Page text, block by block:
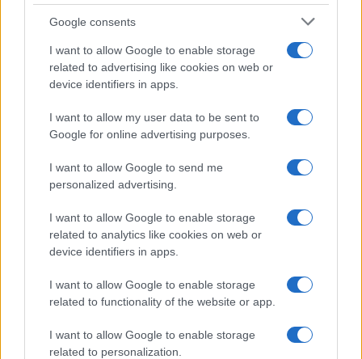
Google consents
I want to allow Google to enable storage
related to advertising like cookies on web or
device identifiers in apps.
I want to allow my user data to be sent to
Google for online advertising purposes.
I want to allow Google to send me
personalized advertising.
I want to allow Google to enable storage
related to analytics like cookies on web or
device identifiers in apps.
I want to allow Google to enable storage
related to functionality of the website or app.
I want to allow Google to enable storage
related to personalization.
το 75% των ΗΛΕΚΤΩΡ και
THALIS – Στρατηγική
συνεργασία με τη Motor Oil
προσαρμοσμένο EBITDA
VW: Η δύσκολη εξίσωση
Alpha Bank: Για πρώτη φορά
το Αρχαίο Θέατρο
του σε όλους